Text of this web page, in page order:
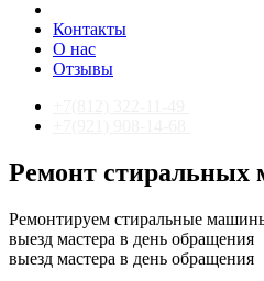
Контакты
О нас
Отзывы
Ремонт стиральных
Ремонтируем стиральные
выезд мастера в день обращения
выезд мастера в день обращения